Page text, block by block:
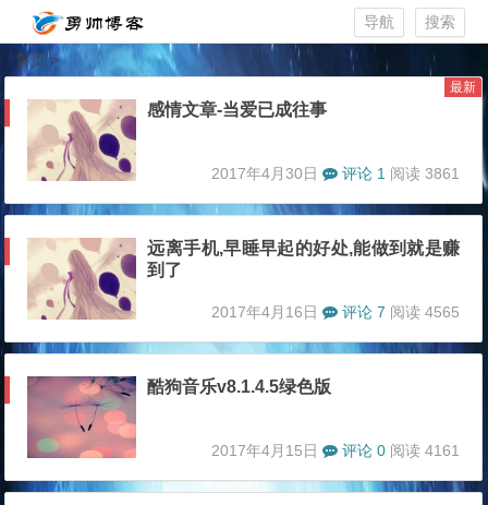
搜索
导航
首页>
感情文章-当爱已成往事
最新
2017年4月30日 评论 1 阅读 3861
远离手机,早睡早起的好处,能做到就是赚
到了
2017年4月16日 评论 7 阅读 4565
酷狗音乐v8.1.4.5绿色版
2017年4月15日 评论 0 阅读 4161